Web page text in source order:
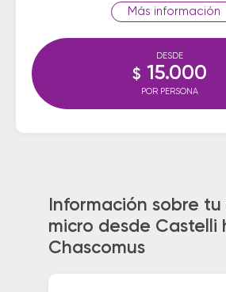
información
DESDE
$ 15.000
POR PERSONA
Información sobre
micro desde Castelli
Chascomus